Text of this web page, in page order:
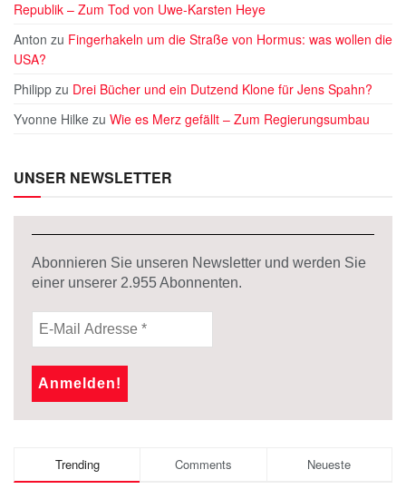
Republik – Zum Tod von Uwe-Karsten Heye
Anton zu Fingerhakeln um die Straße von Hormus: was wollen die
USA?
Philipp zu Drei Bücher und ein Dutzend Klone für Jens Spahn?
Yvonne Hilke zu Wie es Merz gefällt – Zum Regierungsumbau
UNSER NEWSLETTER
Abonnieren Sie unseren Newsletter und werden Sie
einer unserer 2.955Abonnenten.
Trending Comments Neueste